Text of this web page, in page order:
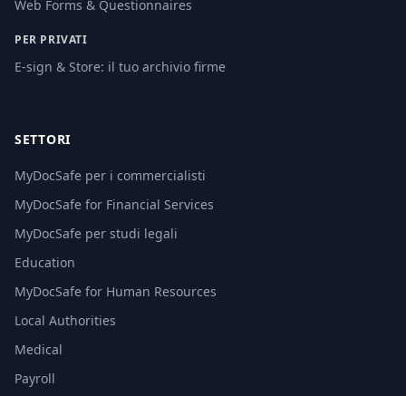
Web Forms & Questionnaires
PER PRIVATI
E-sign & Store: il tuo archivio firme
SETTORI
MyDocSafe per i commercialisti
MyDocSafe for Financial Services
MyDocSafe per studi legali
Education
MyDocSafe for Human Resources
Local Authorities
Medical
Payroll